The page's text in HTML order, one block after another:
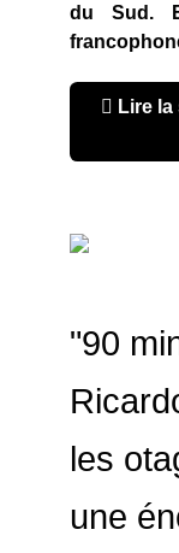
du Sud.
Lire
"90
les
une